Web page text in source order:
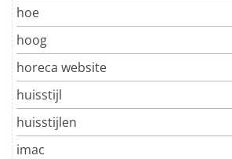
hoe
hoog
horeca website
huisstijl
huisstijlen
imac